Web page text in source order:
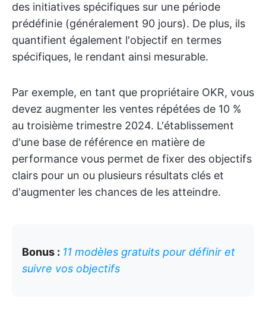
des initiatives spécifiques sur une période
prédéfinie (généralement 90 jours). De plus, ils
quantifient également l'objectif en termes
spécifiques, le rendant ainsi mesurable.
Par exemple, en tant que propriétaire OKR, vous
devez augmenter les ventes répétées de 10 %
au troisième trimestre 2024. L'établissement
d'une base de référence en matière de
performance vous permet de fixer des objectifs
clairs pour un ou plusieurs résultats clés et
d'augmenter les chances de les atteindre.
Bonus : 11 modèles gratuits pour définir et
suivre vos objectifs